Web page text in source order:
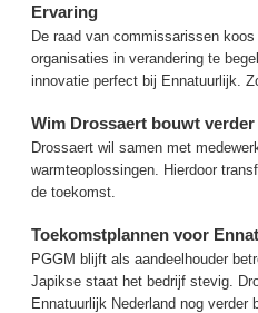
Ervaring
De raad van commissarissen
organisaties in verandering te
innovatie perfect bij Ennatuurlijk.
Wim Drossaert bouwt
Drossaert wil samen met
warmteoplossingen. Hierdoor
de toekomst.
Toekomstplannen voor
PGGM blijft als aandeelhouder
Japikse staat het bedrijf stevig.
Ennatuurlijk Nederland nog verder